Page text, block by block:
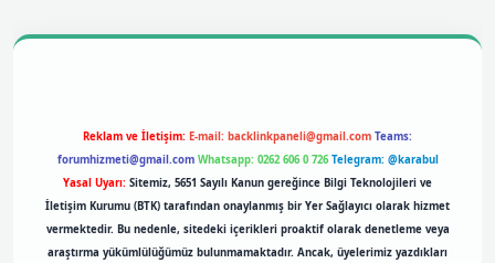
Reklam ve İletişim: E-mail: backlinkpaneli@gmail.com Teams:
forumhizmeti@gmail.com Whatsapp: 0262 606 0 726 Telegram: @karabul
Yasal Uyarı: Sitemiz, 5651 Sayılı Kanun gereğince Bilgi Teknolojileri ve
İletişim Kurumu (BTK) tarafından onaylanmış bir Yer Sağlayıcı olarak hizmet
vermektedir. Bu nedenle, sitedeki içerikleri proaktif olarak denetleme veya
araştırma yükümlülüğümüz bulunmamaktadır. Ancak, üyelerimiz yazdıkları